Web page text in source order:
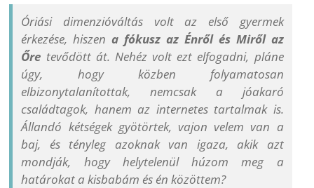
Óriási dimenzióváltás volt az első gyermek
érkezése, hiszena fókusz az Énről és Miről az
Őre tevődött át. Nehéz volt ezt elfogadni, pláne
úgy, hogy közben folyamatosan
elbizonytalanítottak, nemcsak a jóakaró
családtagok, hanem az internetes tartalmak is.
Állandó kétségek gyötörtek, vajon velem van a
baj, és tényleg azoknak van igaza, akik azt
mondják, hogy helytelenül húzom meg a
határokat a kisbabám és én közöttem?